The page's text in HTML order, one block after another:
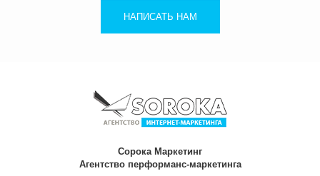
НАПИСАТЬ НАМ
Сорока Маркетинг
Агентство перформанс-маркетинга